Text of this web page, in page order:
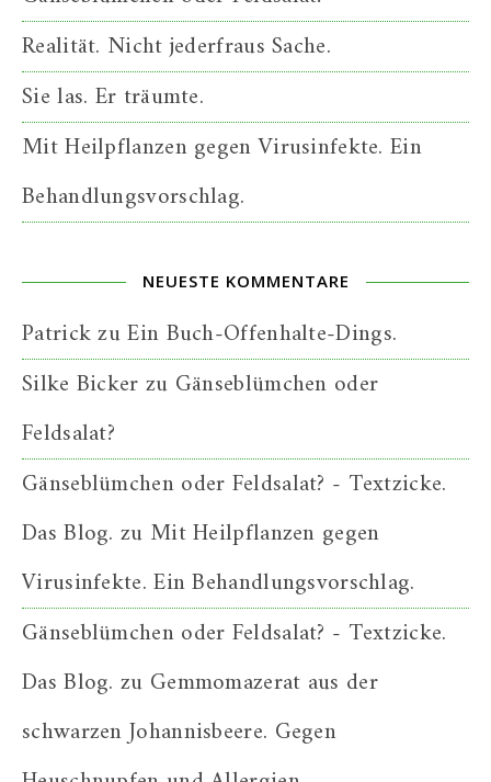
Realität. Nicht jederfraus Sache.
Sie las. Er träumte.
Mit Heilpflanzen gegen Virusinfekte. Ein
Behandlungsvorschlag.
NEUESTE KOMMENTARE
PatrickzuEin Buch-Offenhalte-Dings.
Silke Bickerzu Gänseblümchen oder
Feldsalat?
Gänseblümchen oder Feldsalat? - Textzicke.
Das Blog. zu Mit Heilpflanzen gegen
Virusinfekte. Ein Behandlungsvorschlag.
Gänseblümchen oder Feldsalat? - Textzicke.
Das Blog. zu Gemmomazerat aus der
schwarzen Johannisbeere. Gegen